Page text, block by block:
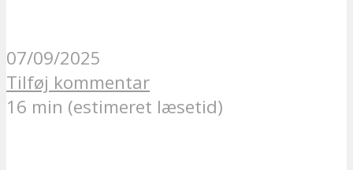
07/09/2025
Tilføj kommentar
16 min (estimeret læsetid)